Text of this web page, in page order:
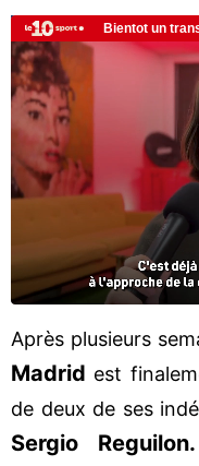
Après plusieurs
Madrid est
de deux de ses
Sergio Reguilon.